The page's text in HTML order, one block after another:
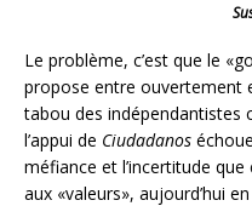
Le problème, c’est que le
propose entre ouvertement
tabou des indépendantistes
l’appui de Ciudadanos
méfiance et l’incertitude
aux «valeurs», aujourd’hui